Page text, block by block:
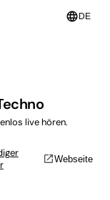
language DE
live hören.
open_in_newWebseite